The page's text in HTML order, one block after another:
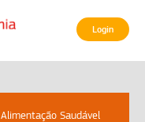
Login
Alimentação Saudável